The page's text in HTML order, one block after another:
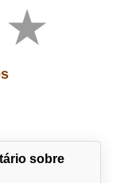
sobre